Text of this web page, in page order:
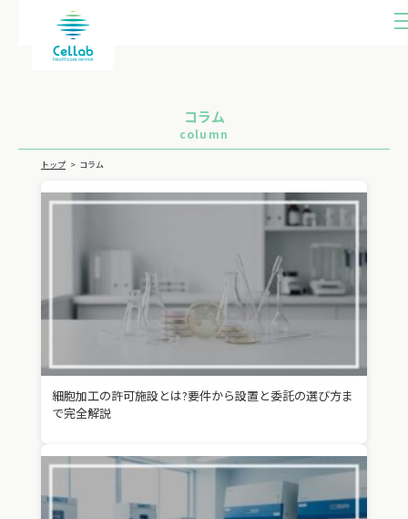
コラム
column
トップ コラム
細胞加工の許可施設とは?要件から設置と委託の選び方ま
で完全解説